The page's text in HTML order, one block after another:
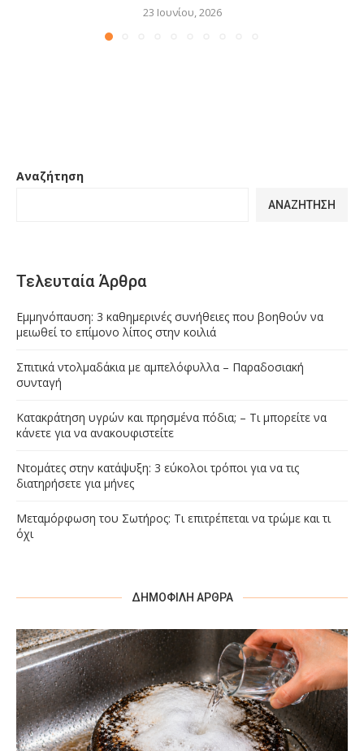
23 Ιουνίου, 2026
Αναζήτηση
ΑΝΑΖΉΤΗΣΗ
Τελευταία Άρθρα
Εμμηνόπαυση: 3 καθημερινές συνήθειες που βοηθούν να
μειωθεί το επίμονο λίπος στην κοιλιά
Σπιτικά ντολμαδάκια με αμπελόφυλλα – Παραδοσιακή
συνταγή
Κατακράτηση υγρών και πρησμένα πόδια; – Τι μπορείτε να
κάνετε για να ανακουφιστείτε
Ντομάτες στην κατάψυξη: 3 εύκολοι τρόποι για να τις
διατηρήσετε για μήνες
Μεταμόρφωση του Σωτήρος: Τι επιτρέπεται να τρώμε και τι
όχι
ΔΗΜΟΦΙΛΉ ΆΡΘΡΑ